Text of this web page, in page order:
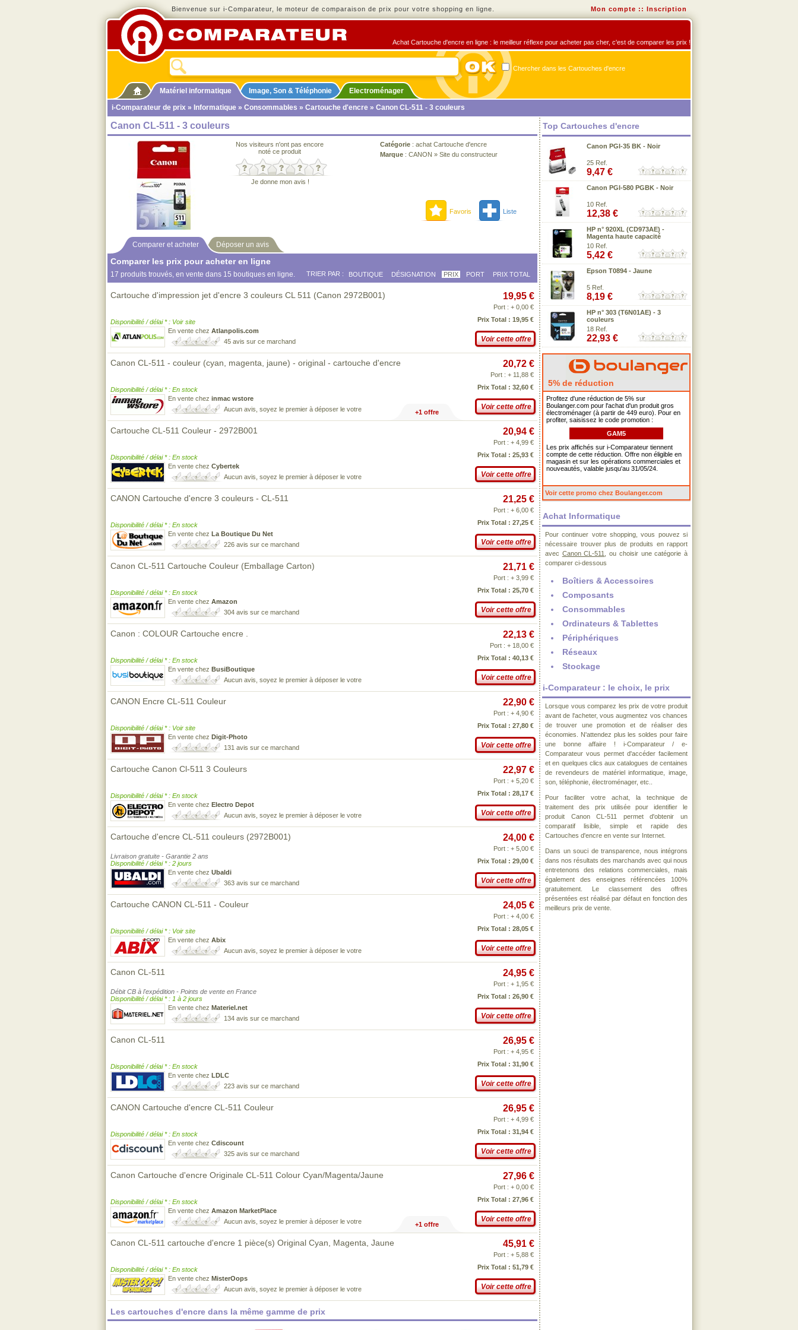
Bienvenue sur i-Comparateur, le moteur de comparaison de prix pour votre shopping en ligne. Mon compte :: Inscription
Achat Cartouche d'encre en ligne : le meilleur réflexe pour acheter pas cher, c'est de comparer les prix !
Chercher dans les Cartouches d'encre
Matériel informatique Image, Son & Téléphonie
Electroménager
i-Comparateur de prix » Informatique » Consommables » Cartouche d'encre » Canon CL-511 - 3 couleurs
Canon CL-511 - 3 couleurs
Nos visiteurs n'ont pas encore
noté ce produit
Je donne mon avis !
Catégorie : achat Cartouche d'encre
Marque : CANON » Site du constructeur
Favoris Liste
Comparer et acheter Déposer un avis
Comparer les prix pour acheter en ligne
17 produits trouvés, en vente dans 15 boutiques en ligne. TRIER PAR : BOUTIQUE DÉSIGNATION PRIX PORT PRIX TOTAL
Cartouche d'impression jet d'encre 3 couleurs CL 511 (Canon 2972B001)
Disponibilité / délai * : Voir site
En vente chez Atlanpolis.com
45 avis sur ce marchand
19,95 €
Port : + 0,00 €
Prix Total : 19,95 €
Voir cette offre
Canon CL-511 - couleur (cyan, magenta, jaune) - original - cartouche d'encre
Disponibilité / délai * : En stock
En vente chez inmac wstore
Aucun avis, soyez le premier à déposer le votre
20,72 €
Port : + 11,88 €
Prix Total : 32,60 €
Voir cette offre
+1 offre
Cartouche CL-511 Couleur - 2972B001
Disponibilité / délai * : En stock
En vente chez Cybertek
Aucun avis, soyez le premier à déposer le votre
20,94 €
Port : + 4,99 €
Prix Total : 25,93 €
Voir cette offre
CANON Cartouche d'encre 3 couleurs - CL-511
Disponibilité / délai * : En stock
En vente chez La Boutique Du Net
226 avis sur ce marchand
21,25 €
Port : + 6,00 €
Prix Total : 27,25 €
Voir cette offre
Canon CL-511 Cartouche Couleur (Emballage Carton)
Disponibilité / délai * : En stock
En vente chez Amazon
304 avis sur ce marchand
21,71 €
Port : + 3,99 €
Prix Total : 25,70 €
Voir cette offre
Canon : COLOUR Cartouche encre .
Disponibilité / délai * : En stock
En vente chez BusiBoutique
Aucun avis, soyez le premier à déposer le votre
22,13 €
Port : + 18,00 €
Prix Total : 40,13 €
Voir cette offre
CANON Encre CL-511 Couleur
Disponibilité / délai * : Voir site
En vente chez Digit-Photo
131 avis sur ce marchand
22,90 €
Port : + 4,90 €
Prix Total : 27,80 €
Voir cette offre
Cartouche Canon Cl-511 3 Couleurs
Disponibilité / délai * : En stock
En vente chez Electro Depot
Aucun avis, soyez le premier à déposer le votre
22,97 €
Port : + 5,20 €
Prix Total : 28,17 €
Voir cette offre
Cartouche d'encre CL-511 couleurs (2972B001)
Livraison gratuite - Garantie 2 ans
Disponibilité / délai * : 2 jours
En vente chez Ubaldi
363 avis sur ce marchand
24,00 €
Port : + 5,00 €
Prix Total : 29,00 €
Voir cette offre
Cartouche CANON CL-511 - Couleur
Disponibilité / délai * : Voir site
En vente chez Abix
Aucun avis, soyez le premier à déposer le votre
24,05 €
Port : + 4,00 €
Prix Total : 28,05 €
Voir cette offre
Canon CL-511
Débit CB à l'expédition - Points de vente en France
Disponibilité / délai * : 1 à 2 jours
En vente chez Materiel.net
134 avis sur ce marchand
24,95 €
Port : + 1,95 €
Prix Total : 26,90 €
Voir cette offre
Canon CL-511
Disponibilité / délai * : En stock
En vente chez LDLC
223 avis sur ce marchand
26,95 €
Port : + 4,95 €
Prix Total : 31,90 €
Voir cette offre
CANON Cartouche d'encre CL-511 Couleur
Disponibilité / délai * : En stock
En vente chez Cdiscount
325 avis sur ce marchand
26,95 €
Port : + 4,99 €
Prix Total : 31,94 €
Voir cette offre
Canon Cartouche d'encre Originale CL-511 Colour Cyan/Magenta/Jaune
Disponibilité / délai * : En stock
En vente chez Amazon MarketPlace
Aucun avis, soyez le premier à déposer le votre
27,96 €
Port : + 0,00 €
Prix Total : 27,96 €
Voir cette offre
+1 offre
Canon CL-511 cartouche d'encre 1 pièce(s) Original Cyan, Magenta, Jaune
Disponibilité / délai * : En stock
En vente chez MisterOops
Aucun avis, soyez le premier à déposer le votre
45,91 €
Port : + 5,88 €
Prix Total : 51,79 €
Voir cette offre
Les cartouches d'encre dans la même gamme de prix
Top Cartouches d'encre
Canon PGI-35 BK - Noir
25 Ref.
9,47 €
Canon PGI-580 PGBK - Noir
10 Ref.
12,38 €
HP n° 920XL (CD973AE) -
Magenta haute capacité
10 Ref.
5,42 €
Epson T0894 - Jaune
5 Ref.
8,19 €
HP n° 303 (T6N01AE) - 3
couleurs
18 Ref.
22,93 €
5% de réduction
Profitez d'une réduction de 5% sur
Boulanger.com pour l'achat d'un produit gros
électroménager (à partir de 449 euro). Pour en
profiter, saisissez le code promotion :
GAM5
Les prix affichés sur i-Comparateur tiennent
compte de cette réduction. Offre non éligible en
magasin et sur les opérations commerciales et
nouveautés, valable jusqu'au 31/05/24.
Voir cette promo chez Boulanger.com
Achat Informatique
Pour continuer votre shopping, vous pouvez si
nécessaire trouver plus de produits en rapport
avec Canon CL-511
, ou choisir une catégorie à
comparer ci-dessous
Boîtiers & Accessoires
Composants
Consommables
Ordinateurs & Tablettes
Périphériques
Réseaux
Stockage
i-Comparateur : le choix, le prix
Lorsque vous comparez les prix de votre produit
avant de l'acheter, vous augmentez vos chances
de trouver une promotion et de réaliser des
économies. N'attendez plus les soldes pour faire
une bonne affaire ! i-Comparateur / e-
Comparateur vous permet d'accéder facilement
et en quelques clics aux catalogues de centaines
de revendeurs de matériel informatique, image,
son, téléphonie, électroménager, etc..
Pour faciliter votre achat, la technique de
traitement des prix utilisée pour identifier le
produit Canon CL-511 permet d'obtenir un
comparatif lisible, simple et rapide des
Cartouches d'encre en vente sur Internet.
Dans un souci de transparence, nous intégrons
dans nos résultats des marchands avec qui nous
entretenons des relations commerciales, mais
également des enseignes référencées 100%
gratuitement. Le classement des offres
présentées est réalisé par défaut en fonction des
meilleurs prix de vente.